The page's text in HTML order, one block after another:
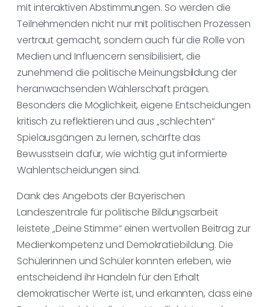
mit interaktiven Abstimmungen. So werden die
Teilnehmenden nicht nur mit politischen Prozessen
vertraut gemacht, sondern auch für die Rolle von
Medien und Influencern sensibilisiert, die
zunehmend die politische Meinungsbildung der
heranwachsenden Wählerschaft prägen.
Besonders die Möglichkeit, eigene Entscheidungen
kritisch zu reflektieren und aus „schlechten“
Spielausgängen zu lernen, schärfte das
Bewusstsein dafür, wie wichtig gut informierte
Wahlentscheidungen sind.
Dank des Angebots der Bayerischen
Landeszentrale für politische Bildungsarbeit
leistete „Deine Stimme“ einen wertvollen Beitrag zur
Medienkompetenz und Demokratiebildung. Die
Schülerinnen und Schüler konnten erleben, wie
entscheidend ihr Handeln für den Erhalt
demokratischer Werte ist, und erkannten, dass eine